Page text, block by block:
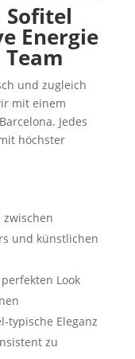
Energie
und zugleich
mit einem
Jedes
höchster
und künstlichen
Look
typische Eleganz
zu